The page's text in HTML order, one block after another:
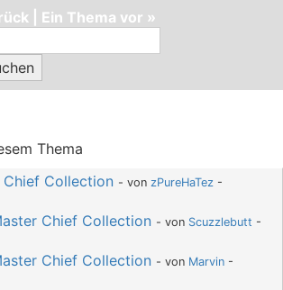
Ein Thema vor »
Thema
Chief Collection - von zPureHaTez -
Chief Collection - von Scuzzlebutt -
Chief Collection - von Marvin -